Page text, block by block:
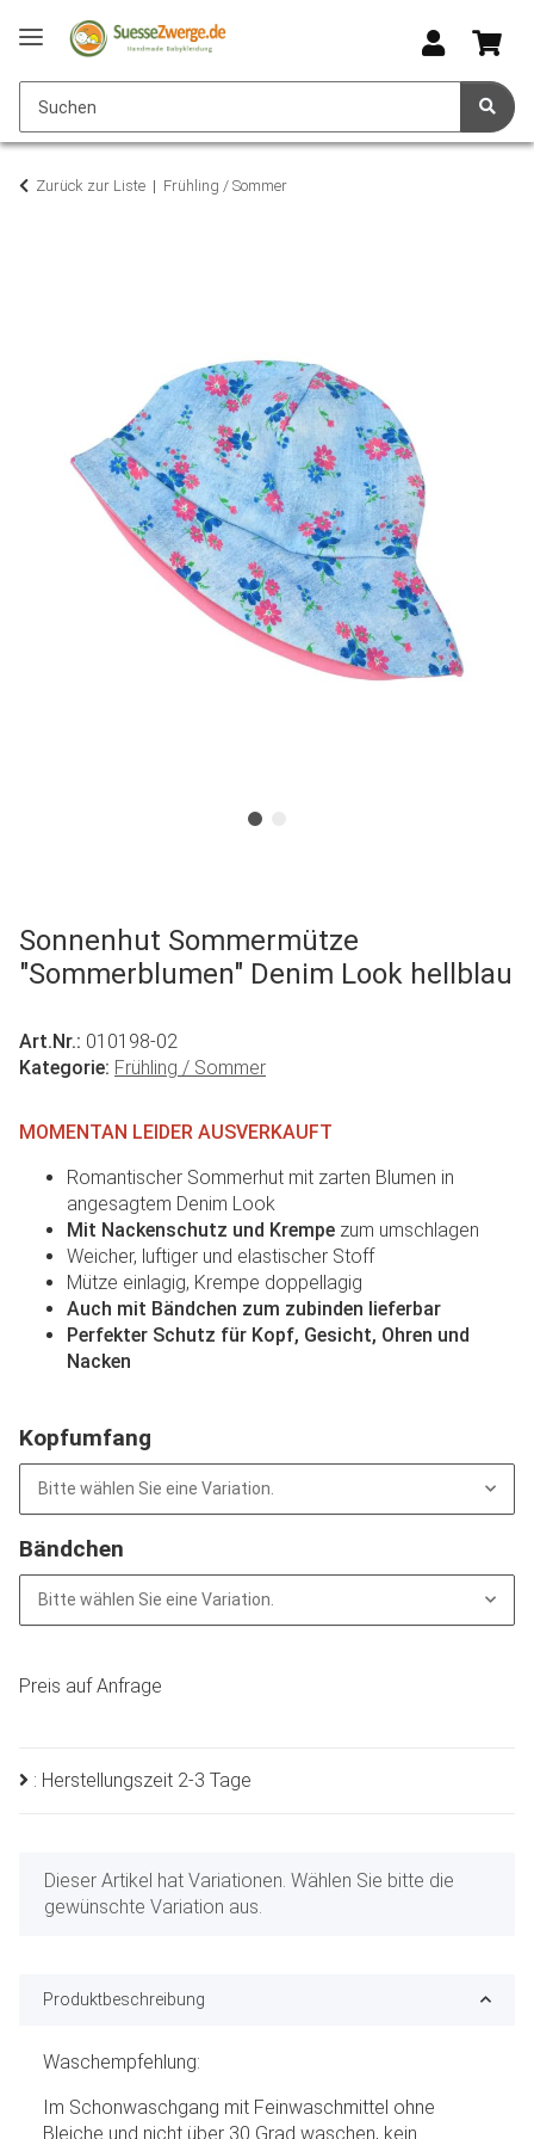
Zurück zur Liste Frühling / Sommer
Sonnenhut Sommermütze
"Sommerblumen" Denim Look hellblau
Art.Nr.: 010198-02
Kategorie: Frühling / Sommer
MOMENTAN LEIDER AUSVERKAUFT
Romantischer Sommerhut mit zarten Blumen in
angesagtem Denim Look
Mit Nackenschutz und Krempe zum umschlagen
Weicher, luftiger und elastischer Stoff
Mütze einlagig, Krempe doppellagig
Auch mit Bändchen zum zubinden lieferbar
Perfekter Schutz für Kopf, Gesicht, Ohren und
Nacken
Kopfumfang
Bitte wählen Sie eine Variation.
Bändchen
Bitte wählen Sie eine Variation.
Preis auf Anfrage
: Herstellungszeit 2-3 Tage
x
Dieser Artikel hat Variationen. Wählen Sie bitte die
gewünschte Variation aus.
Produktbeschreibung
Waschempfehlung:
Im Schonwaschgang mit Feinwaschmittel ohne
Bleiche und nicht über 30 Grad waschen, kein